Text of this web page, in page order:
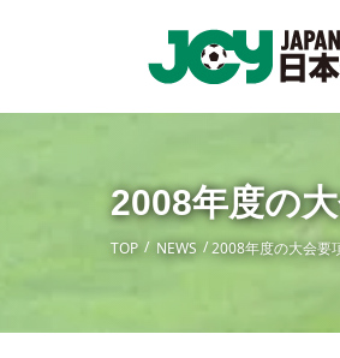
2008年度の
TOP NEWS 2008年度の大会要